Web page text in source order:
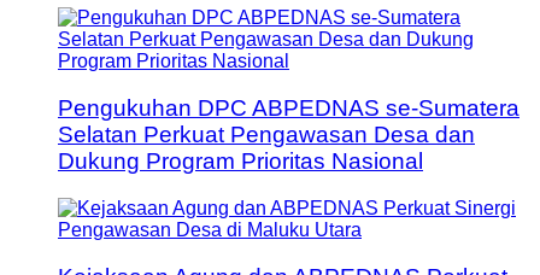
Pengukuhan DPC ABPEDNAS se-Sumatera
Selatan Perkuat Pengawasan Desa dan
Dukung Program Prioritas Nasional